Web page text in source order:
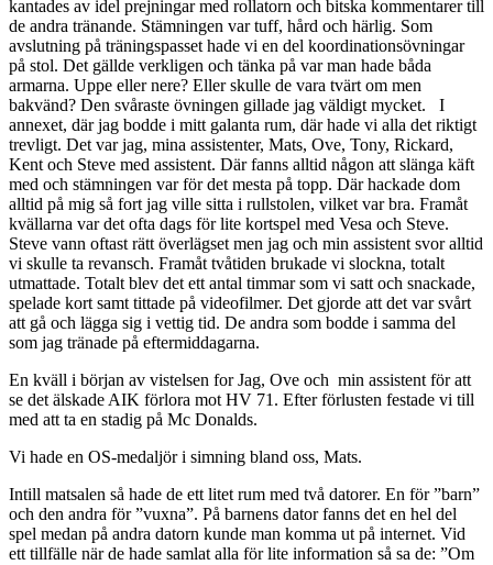
kantades av idel prejningar med rollatorn och bitska kommentarer till
de andra tränande. Stämningen var tuff, hård och härlig. Som
avslutning på träningspasset hade vi en del koordinationsövningar
på stol. Det gällde verkligen och tänka på var man hade båda
armarna. Uppe eller nere? Eller skulle de vara tvärt om men
bakvänd? Den svåraste övningen gillade jag väldigt mycket. I
annexet, där jag bodde i mitt galanta rum, där hade vi alla det riktigt
trevligt. Det var jag, mina assistenter, Mats, Ove, Tony, Rickard,
Kent och Steve med assistent. Där fanns alltid någon att slänga käft
med och stämningen var för det mesta på topp. Där hackade dom
alltid på mig så fort jag ville sitta i rullstolen, vilket var bra. Framåt
kvällarna var det ofta dags för lite kortspel med Vesa och Steve.
Steve vann oftast rätt överlägset men jag och min assistent svor alltid
vi skulle ta revansch. Framåt tvåtiden brukade vi slockna, totalt
utmattade. Totalt blev det ett antal timmar som vi satt och snackade,
spelade kort samt tittade på videofilmer. Det gjorde att det var svårt
att gå och lägga sig i vettig tid. De andra som bodde i samma del
som jag tränade på eftermiddagarna.
En kväll i början av vistelsen for Jag, Ove och min assistent för att
se det älskade AIK förlora mot HV 71. Efter förlusten festade vi till
med att ta en stadig på Mc Donalds.
Vi hade en OS-medaljör i simning bland oss, Mats.
Intill matsalen så hade de ett litet rum med två datorer. En för ”barn”
och den andra för ”vuxna”. På barnens dator fanns det en hel del
spel medan på andra datorn kunde man komma ut på internet. Vid
ett tillfälle när de hade samlat alla för lite information så sa de: ”Om